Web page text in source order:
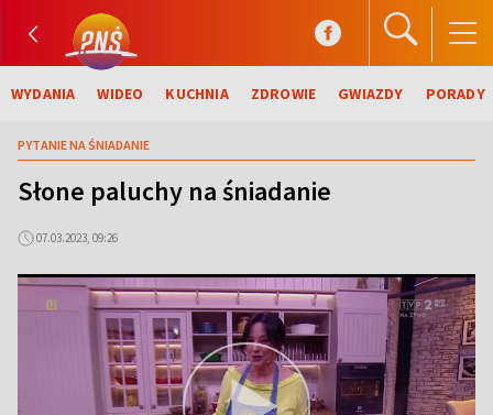
WYDANIA WIDEO KUCHNIA ZDROWIE GWIAZDY PORADY
PYTANIE NA ŚNIADANIE
Słone paluchy na śniadanie
07.03.2023, 09:26